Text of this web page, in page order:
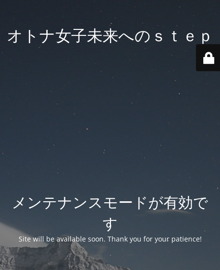
オトナ女子未来へのｓｔｅｐ
メンテナンスモードが有効で
す
Site will be available soon. Thank you for your patience!